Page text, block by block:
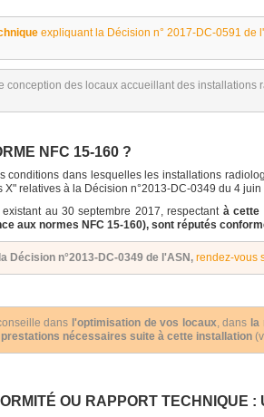
expliquant la Décision n° 2017-DC-0591 de
conception des locaux accueillant des installations
NFC 15-160 ?
conditions dans lesquelles les installations
X" relatives à la Décision n°2013-DC-0349 du 4
au 30 septembre 2017, respectant à cette
aux normes NFC 15-160), sont réputés
Décision n°2013-DC-0349 de l'ASN, rendez-vous
dans l'optimisation de vos locaux, dans
nécessaires suite à cette installation
OU RAPPORT TECHNIQUE